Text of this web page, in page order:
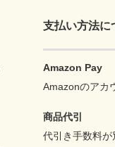
支払い方法に
Amazon Pay
Amazonのアカ
商品代引
代引き手数料が